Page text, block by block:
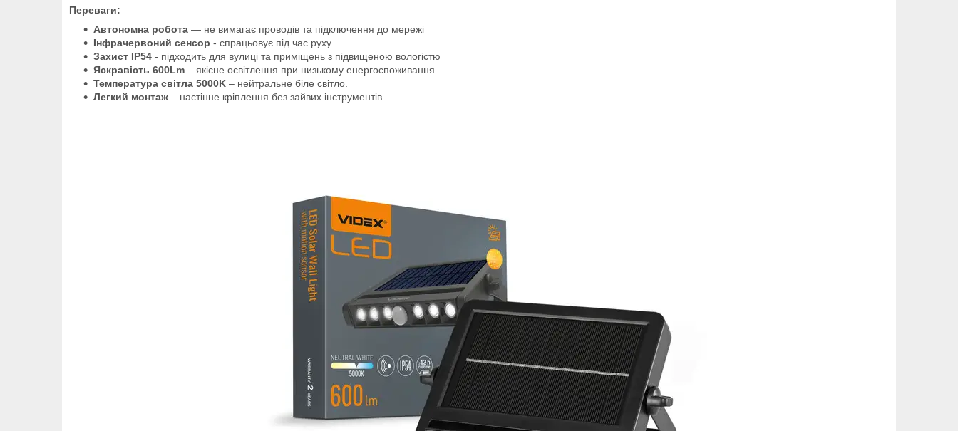
Переваги:
Автономна робота — не вимагає проводів та підключення до мережі
Інфрачервоний сенсор - спрацьовує під час руху
Захист IP54 - підходить для вулиці та приміщень з підвищеною вологістю
Яскравість 600Lm – якісне освітлення при низькому енергоспоживання
Температура світла 5000K – нейтральне біле світло.
Легкий монтаж – настінне кріплення без зайвих інструментів